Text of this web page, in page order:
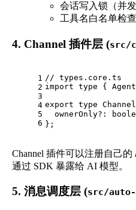
会话写入锁（并发
工具名白名单检查
4. Channel 插件层 (src/
1
2
3
4
5
6
// types.core.ts
import type {
export type
ownerOnly?:
};
Channel 插件可以注册自己的
通过 SDK 暴露给 AI 模型。
5. 消息调度层 (src/